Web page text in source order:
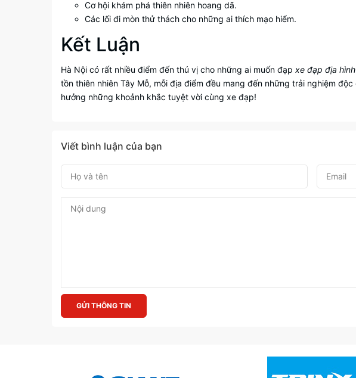
Cơ hội khám phá thiên nhiên hoang dã.
Các lối đi mòn thử thách cho những ai thích mạo hiểm.
Kết Luận
Hà Nội có rất nhiều điểm đến thú vị cho những ai muốn đạp xe đạp địa hình
tồn thiên nhiên Tây Mỗ, mỗi địa điểm đều mang đến những trải nghiệm
hưởng những khoảnh khắc tuyệt vời cùng xe đạp!
Viết bình luận của bạn
GỬI THÔNG TIN